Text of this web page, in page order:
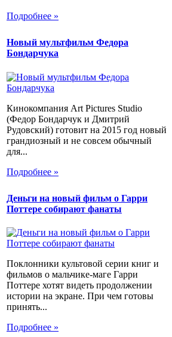
Подробнее »
Новый мультфильм Федора
Бондарчука
Кинокомпания Art Pictures Studio
(Федор Бондарчук и Дмитрий
Рудовский) готовит на 2015 год новый
грандиозный и не совсем обычный
для...
Подробнее »
Деньги на новый фильм о Гарри
Поттере собирают фанаты
Поклонники культовой серии книг и
фильмов о мальчике-маге Гарри
Поттере хотят видеть продолжении
истории на экране. При чем готовы
принять...
Подробнее »